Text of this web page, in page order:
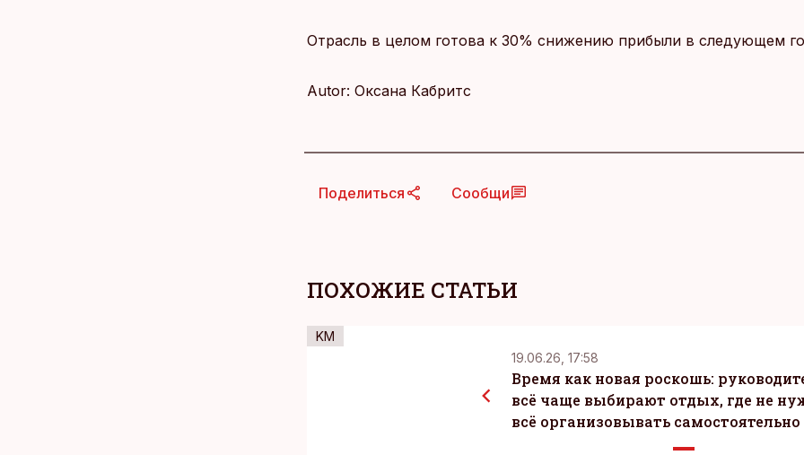
Oтрасль в целом готова к 30% снижению прибыли в следующем
Autor: Оксана Кабритс
Поделиться Сообщи
ПОХОЖИЕ СТАТЬИ
KM
19.06.26, 17:58
Время как новая роскошь:
всё чаще выбирают отдых, где не
всё организовывать самостоятельно